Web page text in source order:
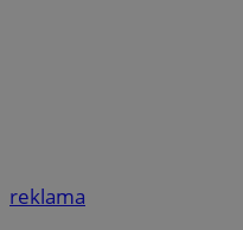
reklama